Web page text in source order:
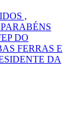
,
DO
FERRAS E
DA